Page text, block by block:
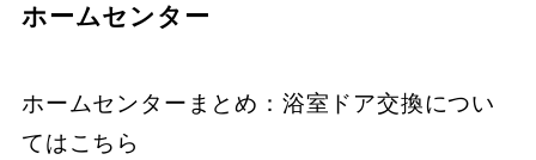
ホームセンター
ホームセンターまとめ：浴室ドア交換につい
てはこちら